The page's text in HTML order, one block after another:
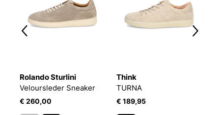
Rolando Sturlini
Veloursleder Sneaker
€ 260,00
Think
TURNA
€ 189,95